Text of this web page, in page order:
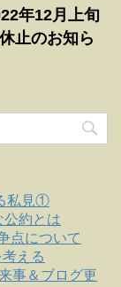
年12月上旬
止のお知ら
私見①
公約とは
点について
える
事＆ブログ更